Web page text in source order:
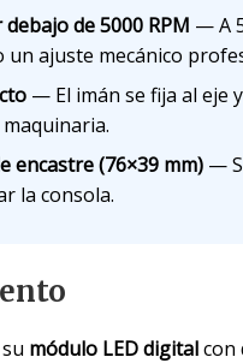
de 5000 RPM — A
ajuste mecánico
— El imán se fija al eje
encastre (76×39 mm)—
la consola.
módulo LED digitalcon